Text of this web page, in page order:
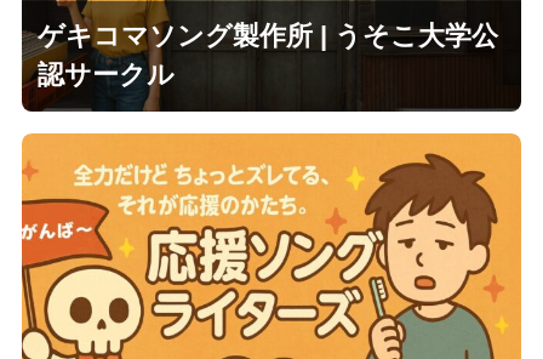
ゲキコマソング製作所 | うそこ大学公
認サークル